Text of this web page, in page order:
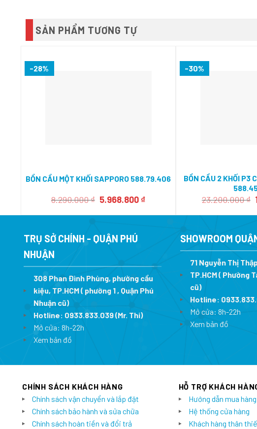
SẢN PHẨM TƯƠNG TỰ
-28%
BỒN CẦU MỘT KHỐI SAPPORO 588.79.406
8.290.000₫ Giá
là:
5.968.800 ₫Giá
tại
5.968.800 ₫.
-30%
BỒN CẦU 2 KHỐI P3
23.200.000₫
TRỤ SỞ CHÍNH - QUẬN PHÚ
NHUẬN
308 Phan Đình Phùng, phường cầu
kiệu, TP.HCM ( phường 1 , Quận Phú
Nhuận cũ)
Hotline: 0933.833.039(Mr. Thi)
Mở cửa: 8h-22h
Xem bản đồ
SHOWROOM
71 Nguyễn Thị
TP.HCM ( Phường
cũ)
Hotline:
Mở cửa: 8h-22h
Xem bản đồ
CHÍNH SÁCH KHÁCH HÀNG
Chính sách vận chuyển và lắp đặt
Chính sách bảo hành và sửa chữa
Chính sách hoàn tiền và đổi trả
HỖ TRỢ KHÁCH
Hướng dẫn mua hàng
Hệ thống cửa hàng
Khách hàng thân